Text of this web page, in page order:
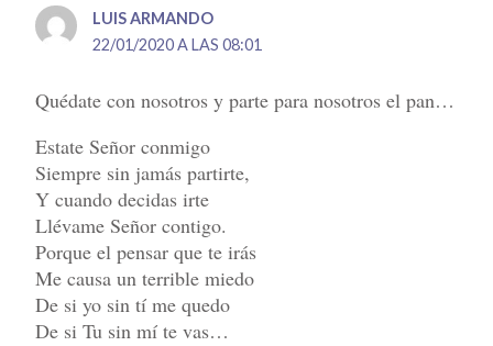
LUIS ARMANDO
22/01/2020 A LAS 08:01
Quédate con nosotros y parte para nosotros el pan…
Estate Señor conmigo
Siempre sin jamás partirte,
Y cuando decidas irte
Llévame Señor contigo.
Porque el pensar que te irás
Me causa un terrible miedo
De si yo sin tí me quedo
De si Tu sin mí te vas…